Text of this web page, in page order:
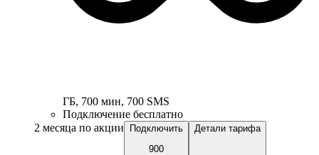
ГБ, 700 мин, 700 SMS
Подключение бесплатно
2 месяца по акции
Подключить
900
Детали тарифа